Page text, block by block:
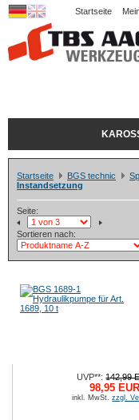
Startseite
Startseite BGS technic
Instandsetzung
Seite:
Sortieren nach:
UVP**:142,99
98,95 EUR
inkl. MwSt.zzgl.